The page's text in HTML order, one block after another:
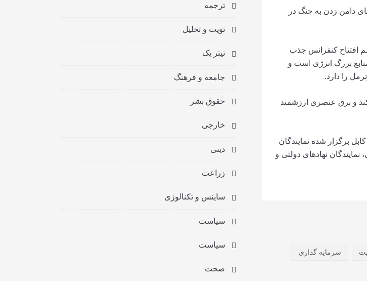
دامن زدن به جنگ در
افتتاح کنفرانس جذب
بزرگ انرژی است و
را دارد.
و برق عنصری ارزشمند
برگزار شده نمایندگان
نمایندگان نهادهای دولتی و
سرمایه گذاری
ترجمه
تویت و تحلیل
تیتر یک
جامعه و فرهنگ
حقوق بشر
خارجی
دینی
زراعت
ساینس و تکنالوژی
سیاست
سیاست
صحت